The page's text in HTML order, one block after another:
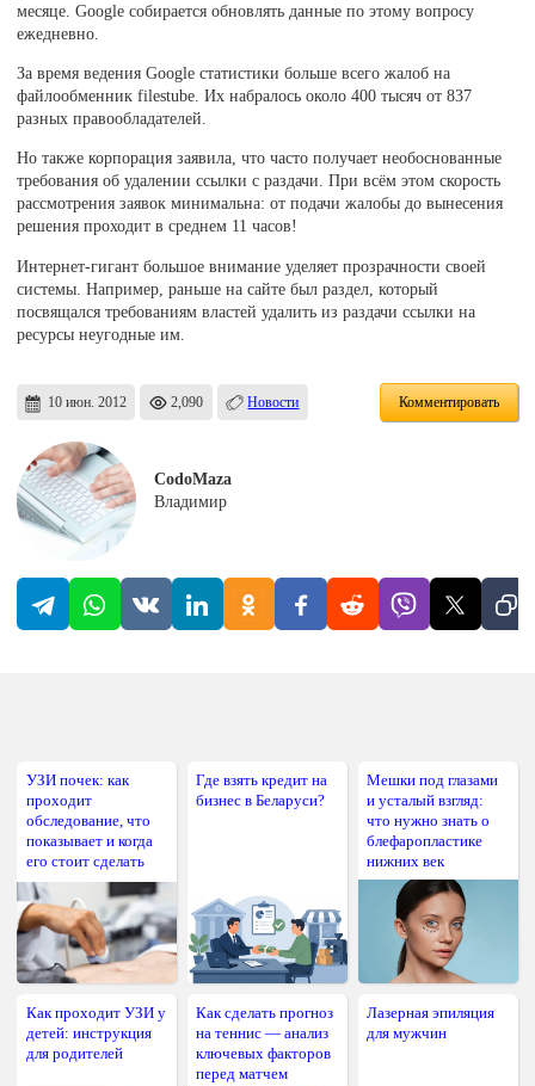
месяце. Google собирается обновлять данные по этому вопросу
ежедневно.
За время ведения Google статистики больше всего жалоб на
файлообменник filestube. Их набралось около 400 тысяч от 837
разных правообладателей.
Но также корпорация заявила, что часто получает необоснованные
требования об удалении ссылки с раздачи. При всём этом скорость
рассмотрения заявок минимальна: от подачи жалобы до вынесения
решения проходит в среднем 11 часов!
Интернет-гигант большое внимание уделяет прозрачности своей
системы. Например, раньше на сайте был раздел, который
посвящался требованиям властей удалить из раздачи ссылки на
ресурсы неугодные им.
10 июн. 2012 2,090 Новости Комментировать
CodoMaza
Владимир
УЗИ почек: как
проходит
обследование, что
показывает и когда
его стоит сделать
Где взять кредит на
бизнес в Беларуси?
Мешки под глазами
и усталый взгляд:
что нужно знать о
блефаропластике
нижних век
Как проходит УЗИ у
детей: инструкция
для родителей
Как сделать прогноз
на теннис — анализ
ключевых факторов
перед матчем
Лазерная эпиляция
для мужчин